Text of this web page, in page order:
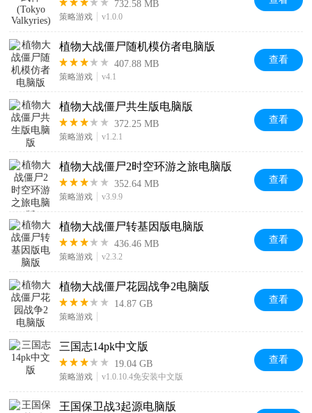
732.58 MB
策略游戏 v1.0.0
植物大战僵尸随机模仿者电脑版
407.88 MB
策略游戏 v4.1
查看
植物大战僵尸共生版电脑版
372.25 MB
策略游戏 v1.2.1
查看
植物大战僵尸2时空环游之旅电脑版
352.64 MB
策略游戏 v3.9.9
查看
植物大战僵尸转基因版电脑版
436.46 MB
策略游戏 v2.3.2
查看
植物大战僵尸花园战争2电脑版
14.87 GB
策略游戏
查看
三国志14pk中文版
19.04 GB
策略游戏 v1.0.10.4免安装中文版
查看
王国保卫战3起源电脑版